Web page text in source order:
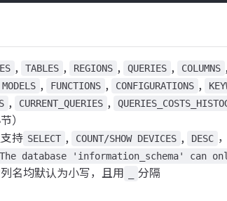
, TABLES , REGIONS , QUERIES , COLUMNS ,
MODELS , FUNCTIONS , CONFIGURATIONS ,
, CURRENT_QUERIES ,
）
持 SELECT , COUNT/SHOW DEVICES , DESC
database 'information_schema' can
名均默认为小写，且用 分隔